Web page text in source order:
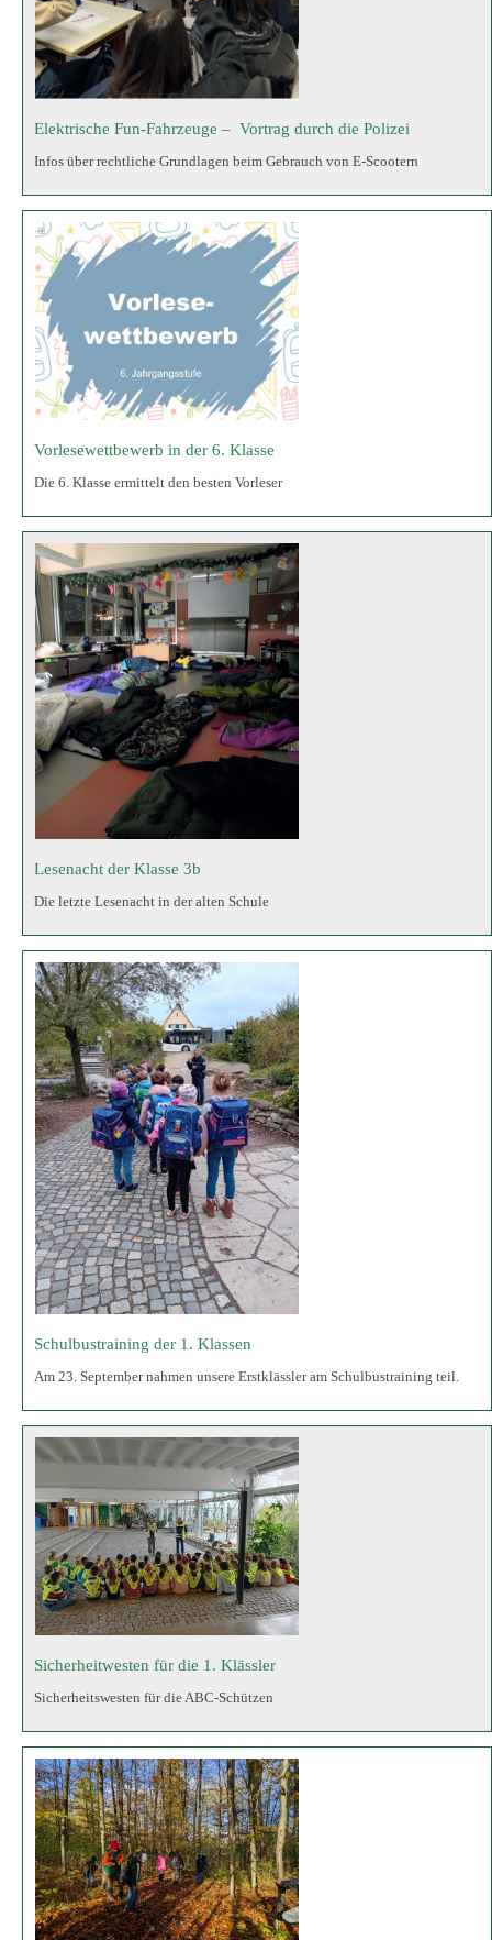
Die 6. Klasse ermittelt den besten Vorleser
Lesenacht der Klasse 3b
Die letzte Lesenacht in der alten Schule
Schulbustraining der 1. Klassen
Am 23. September nahmen unsere Erstklässler am Schulbustraining teil.
Sicherheitswesten für die ABC-Schützen
Die 3. Klassen der Grundschule besuchen den Schmutterwald